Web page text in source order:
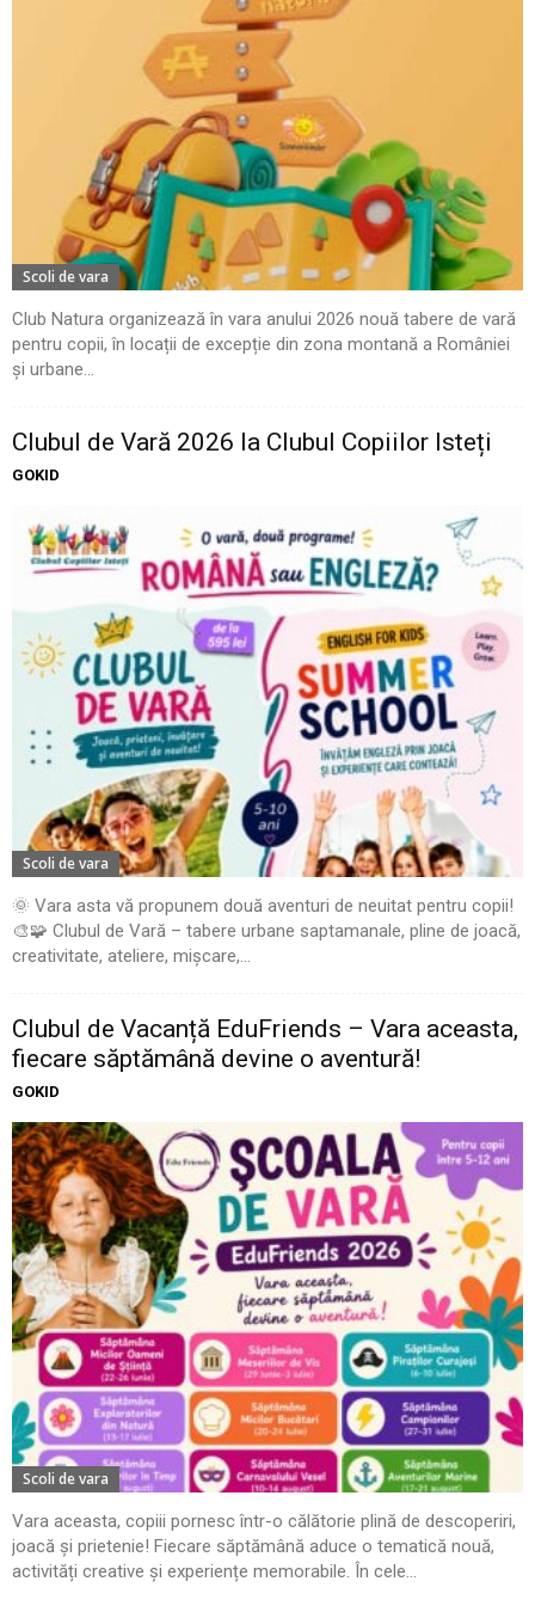
Scoli de vara
Club Natura organizează în vara anului 2026 nouă tabere de vară
pentru copii, în locații de excepție din zona montană a României
și urbane...
Clubul de Vară 2026 la Clubul Copiilor Isteți
GOKID
Scoli de vara
🌞 Vara asta vă propunem două aventuri de neuitat pentru copii!
🎨🧩 Clubul de Vară – tabere urbane saptamanale, pline de joacă,
creativitate, ateliere, mișcare,...
Clubul de Vacanță EduFriends – Vara aceasta,
fiecare săptămână devine o aventură!
GOKID
Scoli de vara
Vara aceasta, copiii pornesc într-o călătorie plină de descoperiri,
joacă și prietenie! Fiecare săptămână aduce o tematică nouă,
activități creative și experiențe memorabile. În cele...